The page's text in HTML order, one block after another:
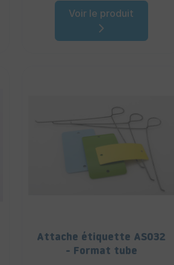
Voir le produit
Attache étiquette AS032
- Format tube